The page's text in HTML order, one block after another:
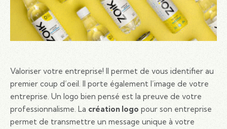
Valoriser votre entreprise! Il permet de vous identifier au
premier coup d’oeil. Il porte également l’image de votre
entreprise. Un logo bien pensé est la preuve de votre
professionnalisme. La création logo pour son entreprise
permet de transmettre un message unique à votre